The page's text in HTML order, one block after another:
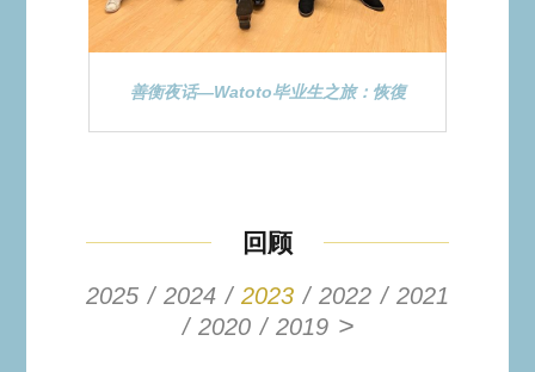
善衡夜话—Watoto毕业生之旅：恢復
回顾
2025 2024 2023 2022
2021
2020
2019 >